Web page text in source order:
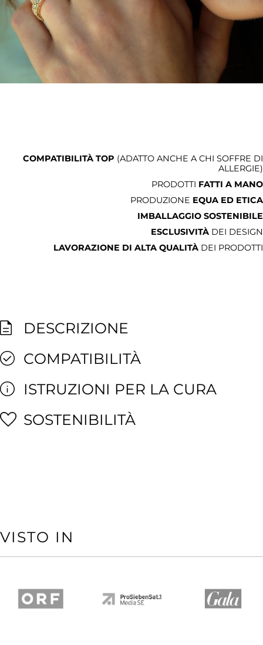
COMPATIBILITÀ TOP (ADATTO ANCHE A CHI SOFFRE DI
ALLERGIE)
PRODOTTI FATTI A MANO
PRODUZIONE EQUA ED ETICA
IMBALLAGGIO SOSTENIBILE
ESCLUSIVITÀ DEI DESIGN
LAVORAZIONE DI ALTA QUALITÀ DEI PRODOTTI
DESCRIZIONE
COMPATIBILITÀ
ISTRUZIONI PER LA CURA
SOSTENIBILITÀ
VISTO IN